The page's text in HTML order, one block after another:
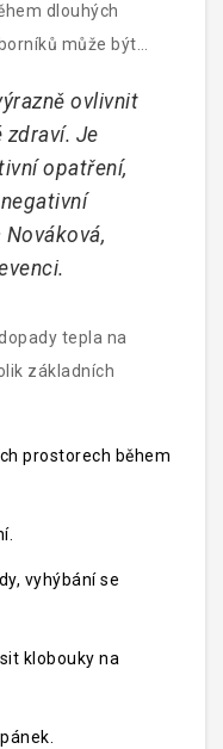
dlouhých
může být
a snížená
způsobů, jak
pohyb a
ovlivnit
zdraví. Je
opatření,
Nováková,
tepla na
základních
prostorech během
vyhýbání se
klobouky na